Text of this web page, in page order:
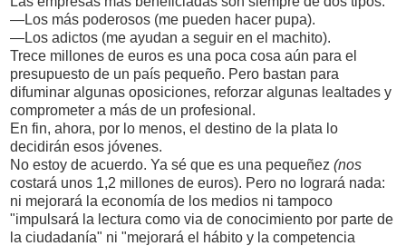
—Los más poderosos (me pueden hacer pupa).
—Los adictos (me ayudan a seguir en el machito).
Trece millones de euros es una poca cosa aún para el
presupuesto de un país pequeño. Pero bastan para
difuminar algunas oposiciones, reforzar algunas lealtades y
comprometer a más de un profesional.
En fin, ahora, por lo menos, el destino de la plata lo
decidirán esos jóvenes.
No estoy de acuerdo. Ya sé que es una pequeñez (nos
costará unos 1,2 millones de euros). Pero no logrará nada:
ni mejorará la economía de los medios ni tampoco
"impulsará la lectura como via de conocimiento por parte de
la ciudadanía" ni "mejorará el hábito y la competencia